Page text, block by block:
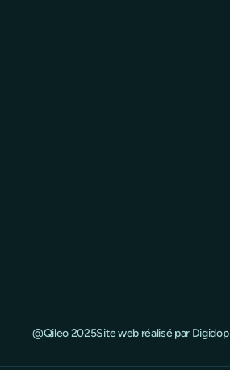
@Qileo 2025Site web réalisé par Digidop